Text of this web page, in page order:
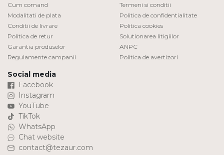
Cum comand
Modalitati de plata
Conditii de livrare
Politica de retur
Garantia produselor
Regulamente campanii
Termeni si conditii
Politica de confidentialitate
Politica cookies
Solutionarea litigiilor
ANPC
Politica de avertizori
Social media
Facebook
Instagram
YouTube
TikTok
WhatsApp
Chat website
contact@tezaur.com